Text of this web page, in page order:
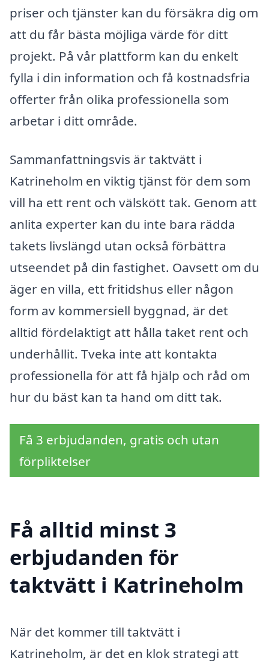
priser och tjänster kan du försäkra dig om
att du får bästa möjliga värde för ditt
projekt. På vår plattform kan du enkelt
fylla i din information och få kostnadsfria
offerter från olika professionella som
arbetar i ditt område.
Sammanfattningsvis är taktvätt i
Katrineholm en viktig tjänst för dem som
vill ha ett rent och välskött tak. Genom att
anlita experter kan du inte bara rädda
takets livslängd utan också förbättra
utseendet på din fastighet. Oavsett om du
äger en villa, ett fritidshus eller någon
form av kommersiell byggnad, är det
alltid fördelaktigt att hålla taket rent och
underhållit. Tveka inte att kontakta
professionella för att få hjälp och råd om
hur du bäst kan ta hand om ditt tak.
Få 3 erbjudanden, gratis och utan
förpliktelser
Få alltid minst 3
erbjudanden för
taktvätt i Katrineholm
När det kommer till taktvätt i
Katrineholm, är det en klok strategi att